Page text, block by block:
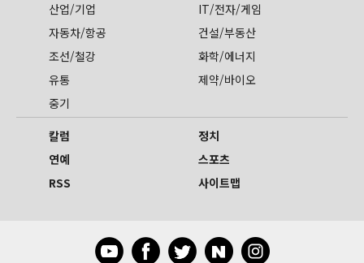
산업/기업
IT/전자/게임
자동차/항공
건설/부동산
조선/철강
화학/에너지
유통
제약/바이오
중기
칼럼
정치
연예
스포츠
RSS
사이트맵